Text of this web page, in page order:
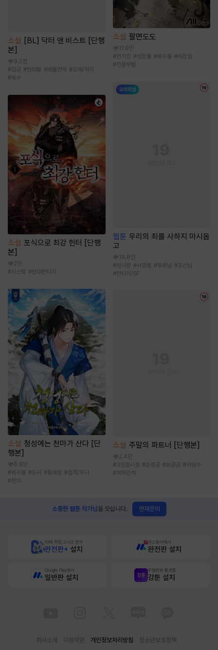
소설
[BL] 닥터 앤 비스트 [단행
본]
9.2천
#감금 #현대물 #배틀연애 #오해/착각
#복수
소설 포식으로 최강 헌터 [단행
본]
2만
#시스템 #현대판타지
소설 청성에는 천마가 산다 [단
행본]
8.8만
#복수물 #도사 #통쾌함 #검객/무사
#천마
소설 팔면도도
11.9만
#먼치킨 #성장물 #복수물 #비장함
#전통무협
웹툰 우리의 죄를 사하지 마시옵
고
19.8만
#첫사랑 #서양풍 #후회남 #조신남
#판타지/SF
소설 주말의 파트너 [단행본]
2.4만
#3인칭시점 #순정공 #능글공 #허당수
#계약관계
소중한 웹툰 작가님을 모십니다. 연재문의
10배 적립, 2시간 먼저
완전판+ 설치
원스토어에서
완전판 설치
Google Play에서
일반판 설치
무협만화 플랫폼
강툰 설치
회사소개 이용약관 개인정보처리방침
청소년보호정책